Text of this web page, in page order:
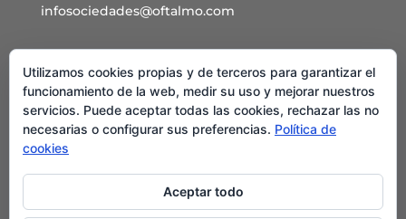
infosociedades@oftalmo.com
Sede Administrativa y Secretaría General
C/ Arcipreste de Hita 14 – 1º Derecha.
28015 – Madrid
Teléfono: 91 544 80 35 - 91 544 58 79
Mail:
Utilizamos cookies propias y de terceros para garantizar el
funcionamiento de la web, medir su uso y mejorar nuestros
servicios. Puede aceptar todas las cookies, rechazar las no
necesarias o configurar sus preferencias. Política de
cookies
Aceptar todo